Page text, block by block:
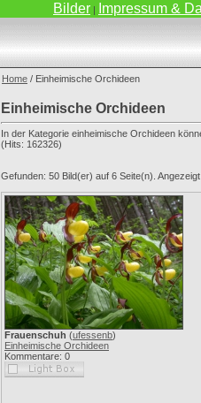
Bilder | Impressum &
Home / Einheimische Orchideen
Einheimische Orchideen
In der Kategorie einheimische Orchideen
(Hits: 162326)
Gefunden: 50 Bild(er) auf 6 Seite(n).
Frauenschuh (ufessenb)
Einheimische Orchideen
Kommentare: 0